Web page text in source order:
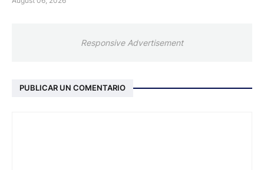
Responsive Advertisement
PUBLICAR UN COMENTARIO